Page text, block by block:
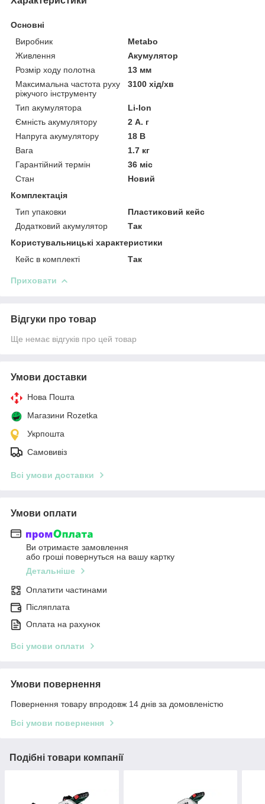
Основні
Виробник
Metabo
Живлення
Акумулятор
Розмір ходу полотна
13 мм
Максимальна частота руху
ріжучого інструменту
3100 хід/хв
Тип акумулятора
Li-Ion
Ємність акумулятору
2 А. г
Напруга акумулятору
18 В
Вага
1.7 кг
Гарантійний термін
36 міс
Стан
Новий
Комплектація
Тип упаковки
Пластиковий кейс
Додатковий акумулятор
Так
Користувальницькі характеристики
Кейс в комплекті
Так
Приховати
Відгуки про товар
Ще немає відгуків про цей товар
Умови доставки
Нова Пошта
Магазини Rozetka
Укрпошта
Самовивіз
Всі умови доставки
Умови оплати
Ви отримаєте замовлення
або гроші повернуться на вашу картку
Детальніше
Оплатити частинами
Післяплата
Оплата на рахунок
Всі умови оплати
Умови повернення
Повернення товару впродовж 14 днів за домовленістю
Всі умови повернення
Подібні товари компанії